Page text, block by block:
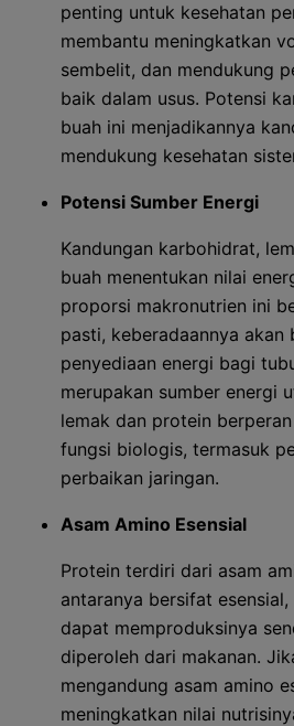
penting untuk kesehatan
membantu meningkatkan
sembelit, dan mendukung
baik dalam usus. Potensi
buah ini menjadikannya
mendukung kesehatan
Potensi Sumber Energi
Kandungan karbohidrat,
buah menentukan nilai
proporsi makronutrien ini
pasti, keberadaannya akan
penyediaan energi bagi
merupakan sumber energi
lemak dan protein
fungsi biologis, termasuk
perbaikan jaringan.
Asam Amino Esensial
Protein terdiri dari asam
antaranya bersifat
dapat memproduksinya
diperoleh dari makanan.
mengandung asam amino
meningkatkan nilai